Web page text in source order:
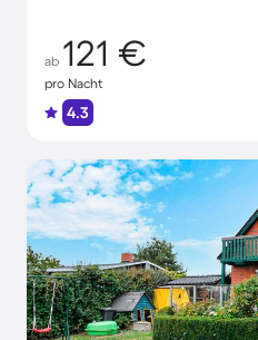
ab 121 €
pro Nacht
4.3